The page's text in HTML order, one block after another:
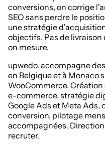
conversions, on corrige
SEO sans perdre le
une stratégie
objectifs. Pas de livraison
on mesure.
upwedo. accompagne
en Belgique et à Monaco
WooCommerce.
e-commerce, stratégie
Google Ads et Meta Ads,
conversion, pilotage
accompagnées.
recruter.